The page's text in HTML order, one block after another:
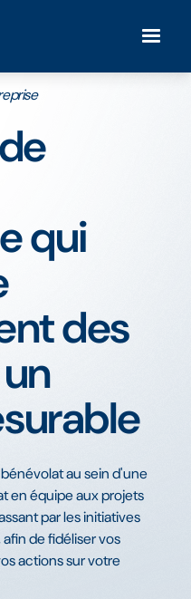
qui
des
au sein d'une
en équipe aux projets
par les initiatives
de fidéliser vos
actions sur votre